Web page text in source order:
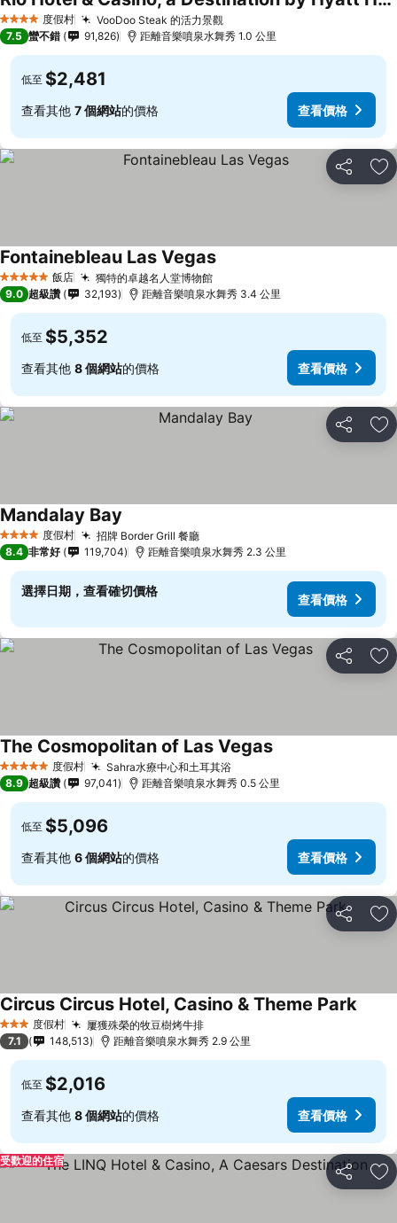
4 星級 度假村 VooDoo Steak 的活力景觀查看價格
查看價格
7.5 蠻不錯 91,826 距離音樂噴泉水舞秀 1.0 公里
低至 $2,481
查看其他 7 個網站的價格 查看價格
分享 加
5 星級 飯店 獨特的卓越名人堂博物館查看價格
Fontainebleau Las Vegas查看價格
9.0 超級讚 32,193 距離音樂噴泉水舞秀 3.4 公里
低至 $5,352
查看其他 8 個網站的價格 查看價格
分享 加
4 星級 度假村 招牌 Border Grill 餐廳查看價格
Mandalay Bay
8.4 非常好 119,704 距離音樂噴泉水舞秀 2.3 公里
選擇日期，查看確切價格
查看價格
分享 加
5 星級 度假村 Sahra水療中心和土耳其浴查看價格
The Cosmopolitan of Las Vegas查看價格
8.9 超級讚 97,041 距離音樂噴泉水舞秀 0.5 公里
低至 $5,096
查看其他 6 個網站的價格 查看價格
分享 加
3 星級 度假村 屢獲殊榮的牧豆樹烤牛排查看價格
Circus Circus Hotel, Casino & Theme Park查看
7.1 148,513 距離音樂噴泉水舞秀 2.9 公里
低至 $2,016
查看其他 8 個網站的價格 查看價格
分享 加
受歡迎的住宿